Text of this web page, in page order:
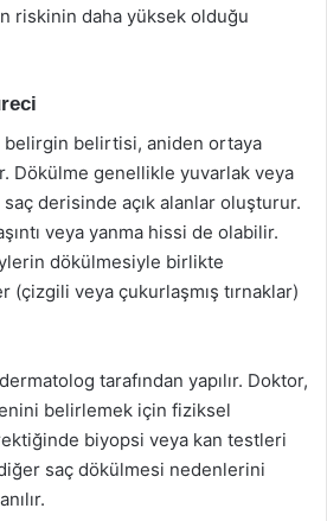
riskinin daha yüksek olduğu
belirgin belirtisi, aniden ortaya
Dökülme genellikle yuvarlak veya
derisinde açık alanlar oluşturur.
veya yanma hissi de olabilir.
dökülmesiyle birlikte
(çizgili veya çukurlaşmış tırnaklar)
tarafından yapılır. Doktor,
belirlemek için fiziksel
biyopsi veya kan testleri
saç dökülmesi nedenlerini